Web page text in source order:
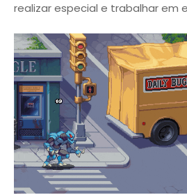
realizar especial e trabalhar em